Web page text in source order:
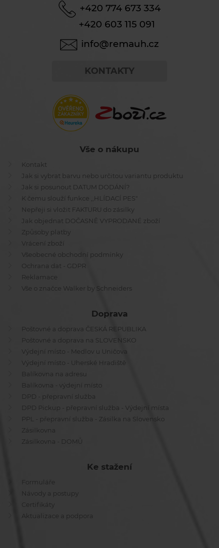
+420 774 673 334
+420 603 115 091
info@remauh.cz
KONTAKTY
Vše o nákupu
Kontakt
Jak si vybrat barvu nebo určitou variantu produktu
Jak si posunout DATUM DODÁNÍ?
K čemu slouží funkce ,,HLÍDACÍ PES"
Nepřeji si vložit FAKTURU do zásilky
Jak objednat DOČASNĚ VYPRODANÉ zboží
Způsoby platby
Vrácení zboží
Všeobecné obchodní podmínky
Ochrana dat - GDPR
Reklamace
Vše o značce Walker by Schneiders
Doprava
Poštovné a doprava ČESKÁ REPUBLIKA
Poštovné a doprava na SLOVENSKO
Výdejní místo - Medlov u Uničova
Výdejní místo - Uherské Hradiště
Balíkovna na adresu
Balíkovna - výdejní místo
DPD - přepravní služba
DPD Pickup - přepravní služba - Výdejní místa
PPL - přepravní služba - Zásilka na Slovensko
Zásilkovna
Zásilkovna - DOMŮ
Ke stažení
Formuláře
Návody a postupy
Certifikáty
Aktualizace a podpora